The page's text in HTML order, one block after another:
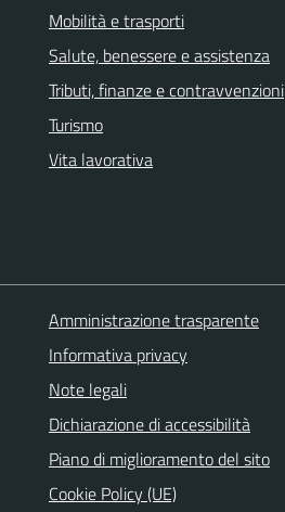
Mobilità e trasporti
Salute, benessere e assistenza
Tributi, finanze e contravvenzioni
Turismo
Vita lavorativa
Amministrazione trasparente
Informativa privacy
Note legali
Dichiarazione di accessibilità
Piano di miglioramento del sito
Cookie Policy (UE)